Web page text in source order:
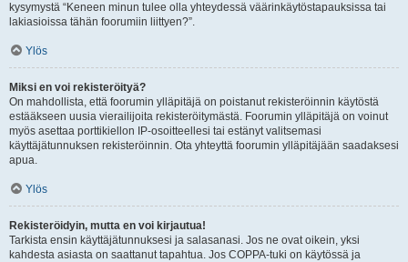
kysymystä “Keneen minun tulee olla yhteydessä väärinkäytöstapauksissa tai
lakiasioissa tähän foorumiin liittyen?”.
Ylös
Miksi en voi rekisteröityä?
On mahdollista, että foorumin ylläpitäjä on poistanut rekisteröinnin käytöstä
estääkseen uusia vierailijoita rekisteröitymästä. Foorumin ylläpitäjä on voinut
myös asettaa porttikiellon IP-osoitteellesi tai estänyt valitsemasi
käyttäjätunnuksen rekisteröinnin. Ota yhteyttä foorumin ylläpitäjään saadaksesi
apua.
Ylös
Rekisteröidyin, mutta en voi kirjautua!
Tarkista ensin käyttäjätunnuksesi ja salasanasi. Jos ne ovat oikein, yksi
kahdesta asiasta on saattanut tapahtua. Jos COPPA-tuki on käytössä ja